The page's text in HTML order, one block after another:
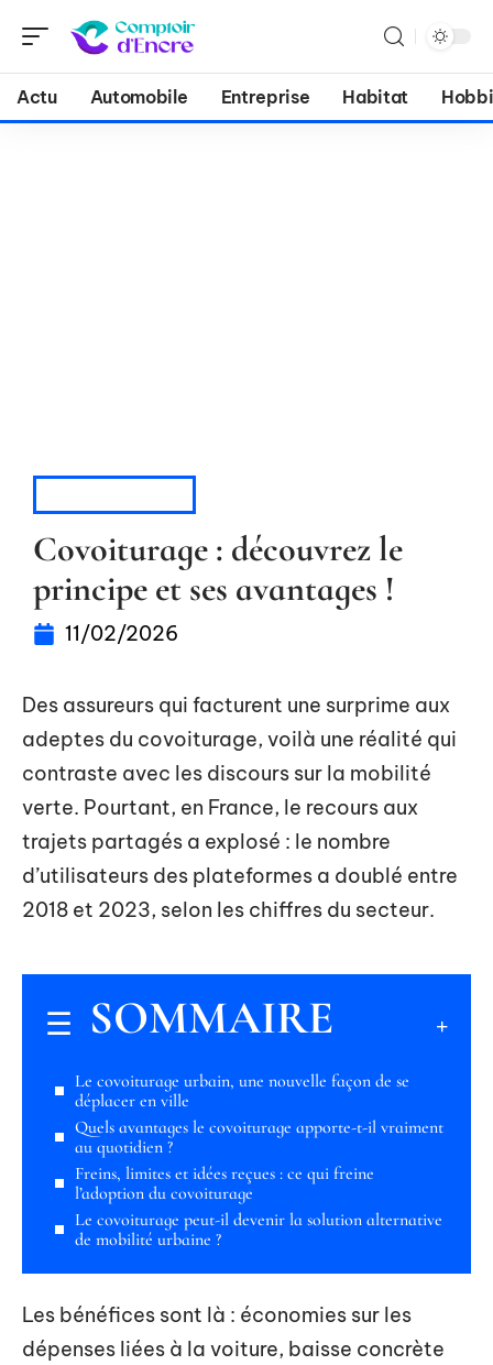
Actu Automobile Entreprise Habitat
Covoiturage : découvrez le
principe et ses avantages !
11/02/2026
Des assureurs qui facturent une surprime aux
adeptes du covoiturage, voilà une réalité qui
contraste avec les discours sur la mobilité
verte. Pourtant, en France, le recours aux
trajets partagés a explosé : le nombre
d’utilisateurs des plateformes a doublé entre
2018 et 2023, selon les chiffres du secteur.
SOMMAIRE
Le covoiturage urbain, une nouvelle façon de se
déplacer en ville
Quels avantages le covoiturage apporte-t-il vraiment
au quotidien ?
Freins, limites et idées reçues : ce qui freine
l’adoption du covoiturage
Le covoiturage peut-il devenir la solution alternative
de mobilité urbaine ?
Les bénéfices sont là : économies sur les
dépenses liées à la voiture, baisse concrète